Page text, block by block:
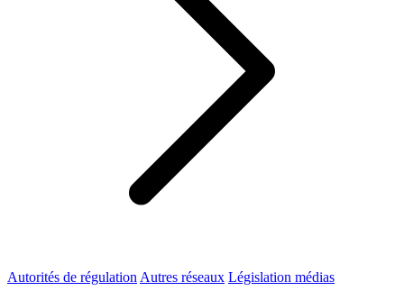
Autorités de régulation Autres réseaux Législation médias